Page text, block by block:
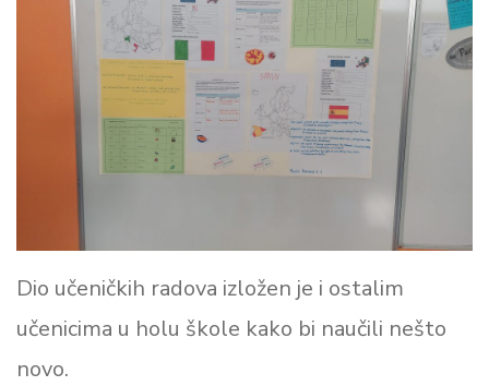
Dio učeničkih radova izložen je i ostalim
učenicima u holu škole kako bi naučili nešto
novo.